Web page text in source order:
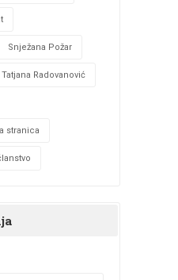
Snježana Požar
Tatjana Radovanović
stranica